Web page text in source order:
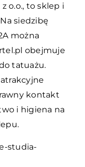
o.o., to sklep i
siedzibę
można
obejmuje
tatuażu.
kontakt
i higiena na
studia-